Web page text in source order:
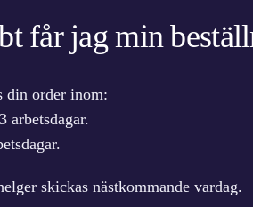
får jag min
din order inom:
arbetsdagar.
skickas nästkommande vardag.